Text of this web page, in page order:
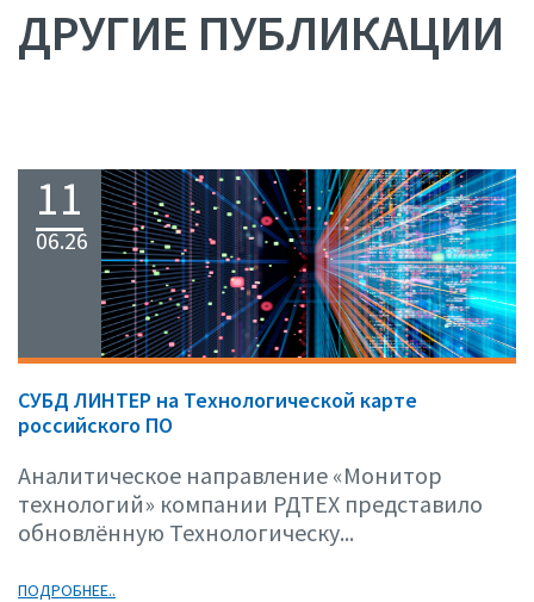
ДРУГИЕ ПУБЛИКАЦИИ
11
06.26
СУБД ЛИНТЕР на Технологической карте
российского ПО
Аналитическое направление «Монитор
технологий» компании РДТЕХ представило
обновлённую Технологическу...
ПОДРОБНЕЕ..